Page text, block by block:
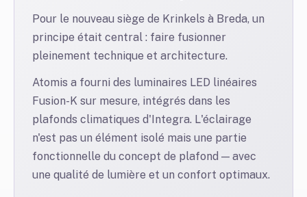
Pour le nouveau siège de Krinkels à Breda, un
principe était central : faire fusionner
pleinement technique et architecture.
Atomis a fourni des luminaires LED linéaires
Fusion-K sur mesure, intégrés dans les
plafonds climatiques d'Integra. L'éclairage
n'est pas un élément isolé mais une partie
fonctionnelle du concept de plafond — avec
une qualité de lumière et un confort optimaux.